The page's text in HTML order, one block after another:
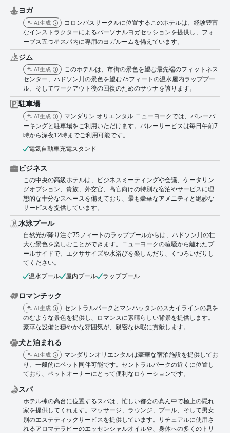
ヨガ
AI生成
コロンバスサークルに位置するこのホテルは、経験豊富
なインストラクターによるパーソナルヨガセッションを提供し、フォ
ーブス五つ星スパ内に専用のヨガルームを備えています。
ジム
AI生成
このホテルは、市街の景色を望む最先端のフィットネス
センター、ハドソン川の景色を望む75フィートの温水屋内ラッププー
ル、そしてワークアウト後の回復のためのサウナを誇ります。
駐車場
AI生成
マンダリン オリエンタル ニューヨークでは、バレーパ
ーキングと駐車場をご利用いただけます。バレーサービスは毎日午前7
時から深夜12時までご利用可能です。
電気自動車充電スタンド
ビジネス
この中央の高級ホテルは、ビジネスミーティングや会議、ケータリン
グオプション、貴族、外交官、高官向けの特別な宿泊やサービスに理
想的な十分なスペースを備えており、最も豪華なアメニティと絶妙な
サービスを提供しています。
水泳プール
自然光が降り注ぐ75フィートのラッププールからは、ハドソン川の壮
大な景色を楽しむことができます。ニューヨークの喧騒から離れたプ
ールサイドで、エクササイズや水浴びを楽しんだり、くつろいだりし
てください。
温水プール
屋内プール ラッププール
ロマンチック
AI生成
セントラルパークとマンハッタンのスカイラインの息を
のむような景色を提供し、ロマンスに素晴らしい背景を提供します。
豪華な設備と穏やかな雰囲気が、親密な休暇に貢献します。
犬と泊まれる
AI生成
マンダリンオリエンタルは豪華な宿泊施設を提供してお
り、一般的にペット同伴可能です。セントラルパークの近くに位置し
ており、ペットオーナーにとって便利なロケーションです。
スパ
ホテル棟の高台に位置するスパは、忙しい都会の真ん中で極上の隠れ
家を提供してくれます。マッサージ、ラウンジ、プール、そして男女
別のエステティックサービスを提供しています。リチュアルに使用さ
れるアロマテラピーのエッセンシャルオイルや、身体への多くのトリ